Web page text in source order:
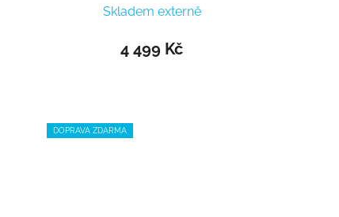
Skladem externě
4 499 Kč
DOPRAVA ZDARMA